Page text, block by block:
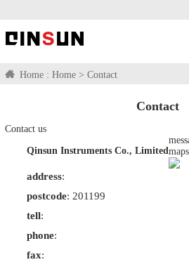
Home : Home > Contact
Contact
Contact us
Qinsun Instruments Co., Limited
address:
postcode: 201199
tell:
phone:
fax:
maps